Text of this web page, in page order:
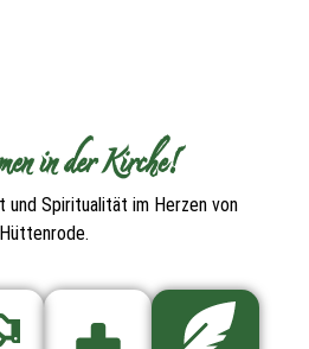
in der Kirche!
und Spiritualität im Herzen von
Hüttenrode.